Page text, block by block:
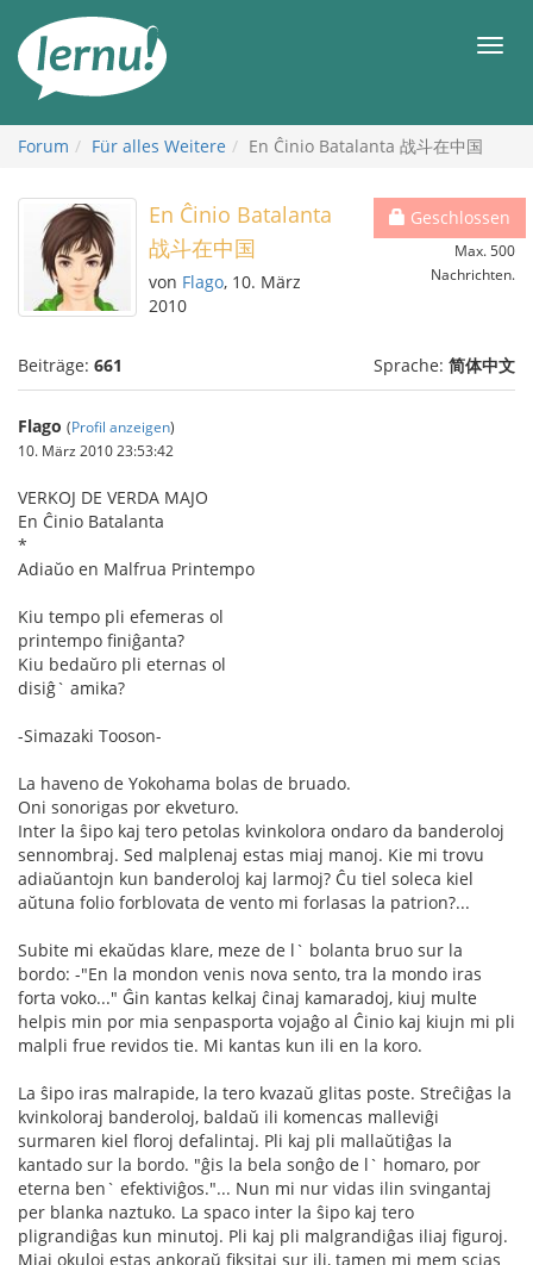
Inhalt
Forum Für alles Weitere En Ĉinio Batalanta 战斗在中国
Geschlossen
Max. 500
Nachrichten.
En Ĉinio Batalanta
战斗在中国
von Flago, 10. März
2010
Beiträge: 661 Sprache: 简体中文
Flago (Profil anzeigen)
10. März 2010 23:53:42
VERKOJ DE VERDA MAJO
En Ĉinio Batalanta
*
Adiaŭo en Malfrua Printempo
Kiu tempo pli efemeras ol
printempo finiĝanta?
Kiu bedaŭro pli eternas ol
disiĝ` amika?
-Simazaki Tooson-
La haveno de Yokohama bolas de bruado.
Oni sonorigas por ekveturo.
Inter la ŝipo kaj tero petolas kvinkolora ondaro da banderoloj
sennombraj. Sed malplenaj estas miaj manoj. Kie mi trovu
adiaŭantojn kun banderoloj kaj larmoj? Ĉu tiel soleca kiel
aŭtuna folio forblovata de vento mi forlasas la patrion?...
Subite mi ekaŭdas klare, meze de l` bolanta bruo sur la
bordo: -"En la mondon venis nova sento, tra la mondo iras
forta voko..." Ĝin kantas kelkaj ĉinaj kamaradoj, kiuj multe
helpis min por mia senpasporta vojaĝo al Ĉinio kaj kiujn mi pli
malpli frue revidos tie. Mi kantas kun ili en la koro.
La ŝipo iras malrapide, la tero kvazaŭ glitas poste. Streĉiĝas la
kvinkoloraj banderoloj, baldaŭ ili komencas malleviĝi
surmaren kiel floroj defalintaj. Pli kaj pli mallaŭtiĝas la
kantado sur la bordo. "ĝis la bela sonĝo de l` homaro, por
eterna ben` efektiviĝos."... Nun mi nur vidas ilin svingantaj
per blanka naztuko. La spaco inter la ŝipo kaj tero
pligrandiĝas kun minutoj. Pli kaj pli malgrandiĝas iliaj figuroj.
Miaj okuloj estas ankoraŭ fiksitaj sur ili, tamen mi mem scias